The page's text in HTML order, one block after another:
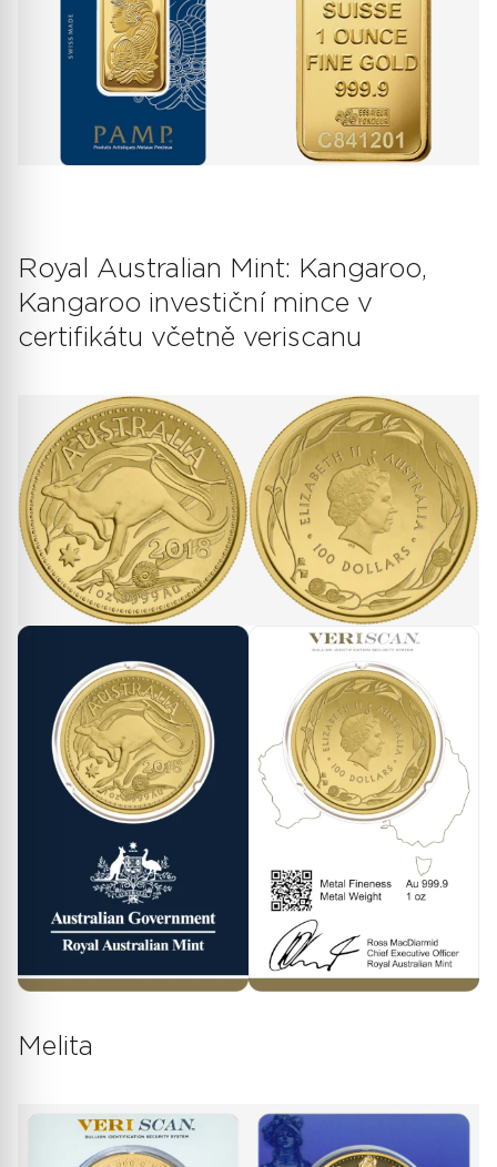
Royal Australian Mint: Kangaroo,
Kangaroo investiční mince v
certifikátu včetně veriscanu
Melita